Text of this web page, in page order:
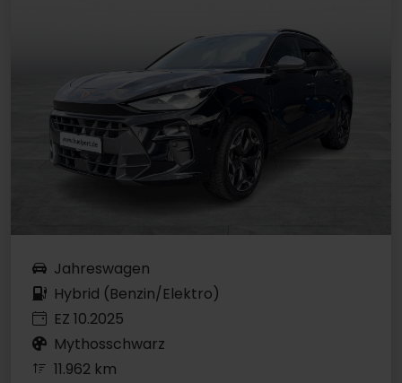
Jahreswagen
Hybrid (Benzin/Elektro)
EZ 10.2025
Mythosschwarz
11.962 km